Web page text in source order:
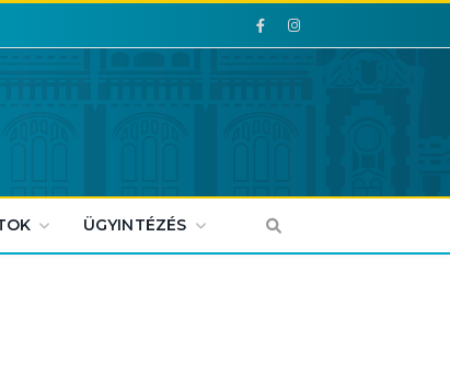
Facebook
Facebook
ÜGYINTÉZÉS